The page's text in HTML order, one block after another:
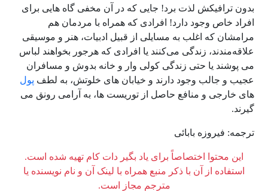
بدون ترافیکش لذت برد! جایی که در آن مخفی گاه هایی برای
افراد خاص وجود دارد! افرادی که همراه با مردمان هم
مرامشان که اغلب به مسایلی از قبیل ادبیات، هنر و موسیقی
علاقه‌مندند، زندگی می‌کنند یا افرادی که هرجور بخواهند لباس
می پوشند یا حتی زندگی کولی وار و خانه بدوش و مسافران
عجیب و جالب وجود دارند و خیابان های خلوتش، به لطف پول
های خارجی و منافع حاصل از توریست ها، به آرامی رونق می
گیرند.
ترجمه: فیروزه بابائی
این محتوا اختصاصاً برای یاد بگیر دات کام تهیه شده است.
استفاده از آن با ذکر منبع همراه با لینک آن و نام نویسنده یا
مترجم مجاز است.